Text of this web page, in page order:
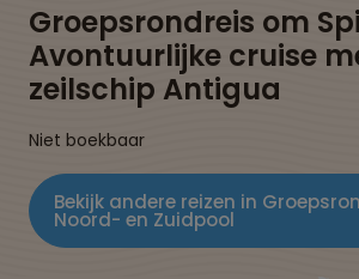
Groepsrondreis om
Avontuurlijke cruise
zeilschip Antigua
Niet boekbaar
Bekijk andere reizen in
Noord- en Zuidpool